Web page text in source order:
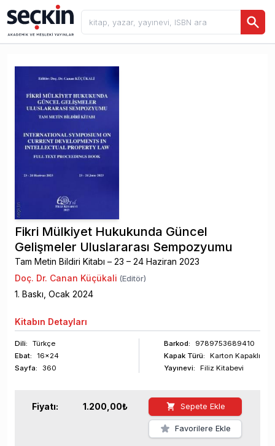
Fikri Mülkiyet Hukukunda Güncel
Gelişmeler Uluslararası Sempozyumu
Tam Metin Bildiri Kitabı – 23 – 24 Haziran 2023
Doç. Dr. Canan Küçükali (Editör)
1. Baskı, Ocak 2024
Kitabın Detayları
Dili:
Türkçe
Ebat:
16x24
Sayfa: 360
Barkod:
9789753689410
Kapak Türü:
Karton Kapaklı
Yayınevi:
Filiz Kitabevi
Fiyatı: 1.200,00₺ Sepete Ekle
Favorilere Ekle